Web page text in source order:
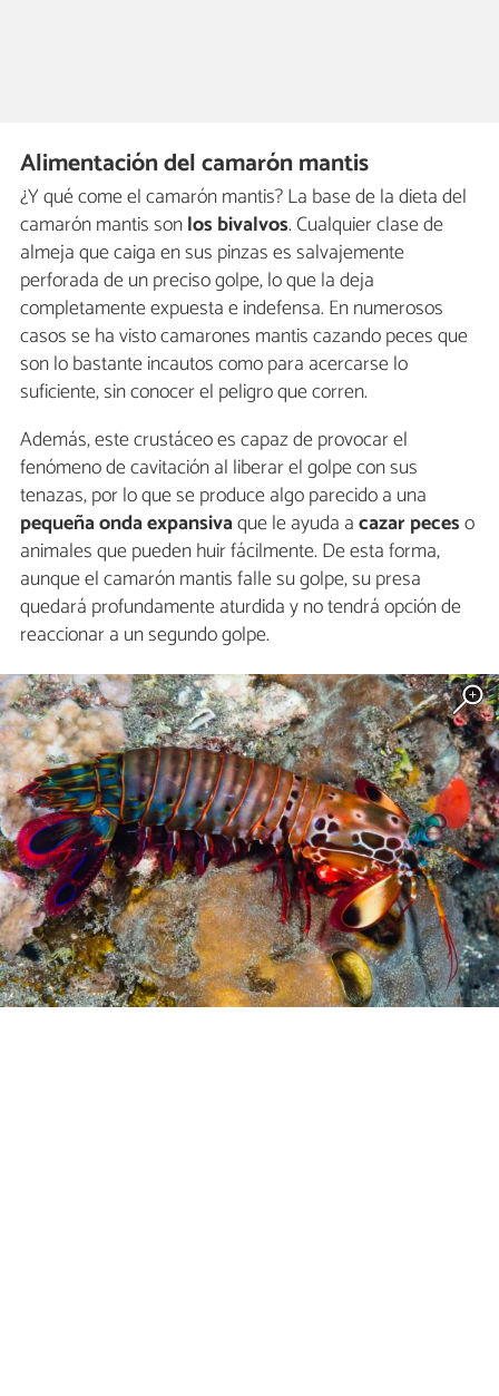
Alimentación del camarón mantis
¿Y qué come el camarón mantis? La base de la dieta del
camarón mantis sonlos bivalvos. Cualquier clase de
almeja que caiga en sus pinzas es salvajemente
perforada de un preciso golpe, lo que la deja
completamente expuesta e indefensa. En numerosos
casos se ha visto camarones mantis cazando peces que
son lo bastante incautos como para acercarse lo
suficiente, sin conocer el peligro que corren.
Además, este crustáceo es capaz de provocar el
fenómeno de cavitación al liberar el golpe con sus
tenazas, por lo que se produce algo parecido a una
pequeña onda expansivaque le ayuda acazar peceso
animales que pueden huir fácilmente. De esta forma,
aunque el camarón mantis falle su golpe, su presa
quedará profundamente aturdida y no tendrá opción de
reaccionar a un segundo golpe.